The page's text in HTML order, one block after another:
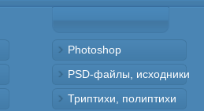
Photoshop
PSD-файлы, исходники
Триптихи, полиптихи